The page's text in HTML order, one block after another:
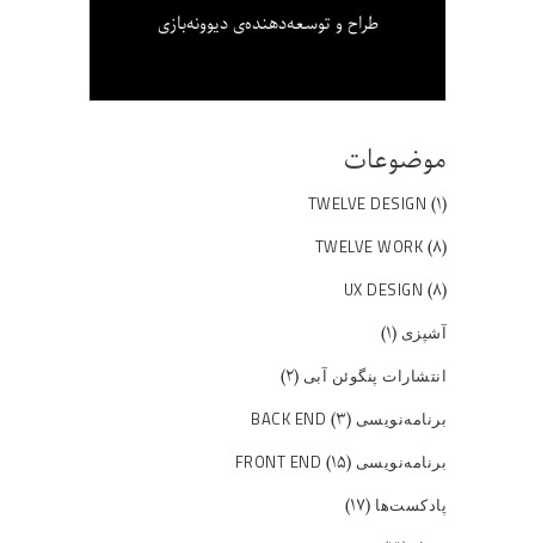
طراح و توسعه‌دهنده‌ی دیوونه‌بازی
موضوعات
TWELVE DESIGN (۱)
TWELVE WORK (۸)
UX DESIGN (۸)
آشپزی (۱)
انتشارات پنگوئن آبی (۲)
برنامه‌نویسی BACK END (۳)
برنامه‌نویسی FRONT END (۱۵)
پادکست‌ها (۱۷)